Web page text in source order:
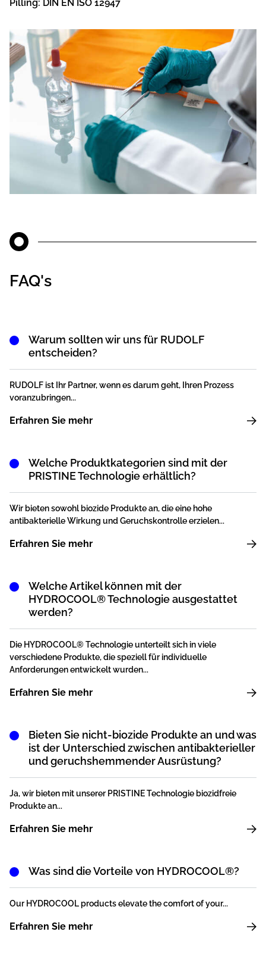
Pilling: DIN EN ISO 12947
FAQ's
Warum sollten wir uns für RUDOLF
entscheiden?
RUDOLF ist Ihr Partner, wenn es darum geht, Ihren Prozess
voranzubringen...
Erfahren Sie mehr
Welche Produktkategorien sind mit der
PRISTINE Technologie erhältlich?
Wir bieten sowohl biozide Produkte an, die eine hohe
antibakterielle Wirkung und Geruchskontrolle erzielen...
Erfahren Sie mehr
Welche Artikel können mit der
HYDROCOOL® Technologie ausgestattet
werden?
Die HYDROCOOL® Technologie unterteilt sich in viele
verschiedene Produkte, die speziell für individuelle
Anforderungen entwickelt wurden...
Erfahren Sie mehr
Bieten Sie nicht-biozide Produkte an und was
ist der Unterschied zwischen antibakterieller
und geruchshemmender Ausrüstung?
Ja, wir bieten mit unserer PRISTINE Technologie biozidfreie
Produkte an...
Erfahren Sie mehr
Was sind die Vorteile von HYDROCOOL®?
Our HYDROCOOL products elevate the comfort of your...
Erfahren Sie mehr